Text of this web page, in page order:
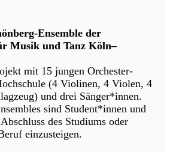
Ensemble der
Musik und Tanz Köln–
mit 15 jungen Orchester-
(4 Violinen, 4 Violen, 4
und drei Sänger*innen.
sind Student*innen und
des Studiums oder
einzusteigen.